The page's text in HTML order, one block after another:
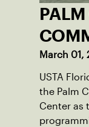
PALM
March 01,
USTA
the Palm
Center as